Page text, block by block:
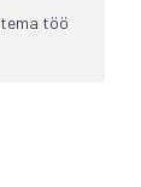
töö